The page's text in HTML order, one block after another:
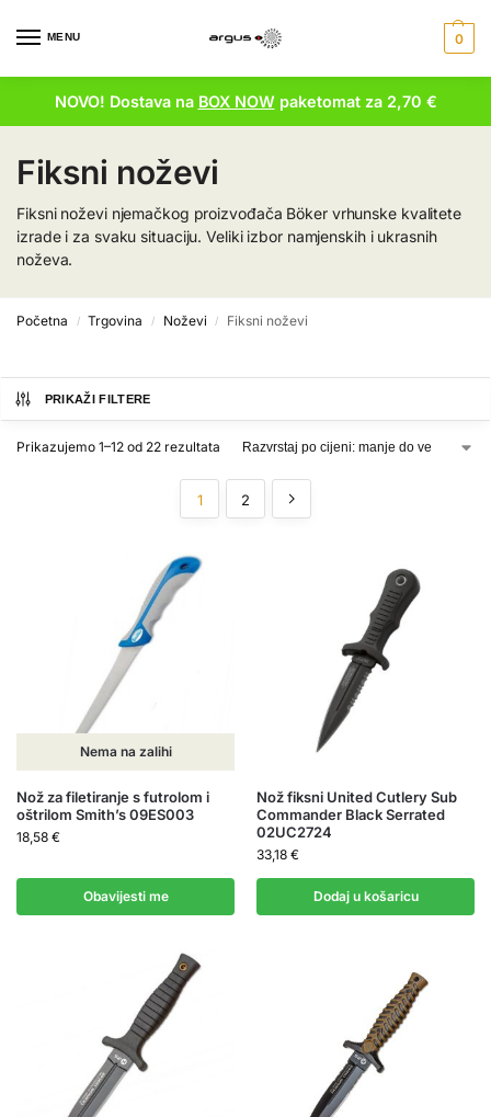
MENU 0
NOVO! Dostava na BOX NOWpaketomat za 2,70 €
Fiksni noževi
Fiksni noževi njemačkog proizvođača Böker vrhunske kvalitete
izrade i za svaku situaciju. Veliki izbor namjenskih i ukrasnih
noževa.
Početna / Trgovina / Noževi / Fiksni noževi
PRIKAŽI FILTERE
Prikazujemo 1–12 od 22 rezultata
1 2
Nema na zalihi
Nož za filetiranje s futrolom i
oštrilom Smith’s 09ES003
18,58 €
Obavijesti me
Nož fiksni United Cutlery Sub
Commander Black Serrated
02UC2724
33,18 €
Dodaj u košaricu